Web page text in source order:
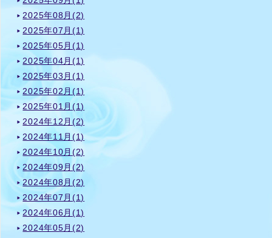
2025年08月(2)
2025年07月(1)
2025年05月(1)
2025年04月(1)
2025年03月(1)
2025年02月(1)
2025年01月(1)
2024年12月(2)
2024年11月(1)
2024年10月(2)
2024年09月(2)
2024年08月(2)
2024年07月(1)
2024年06月(1)
2024年05月(2)